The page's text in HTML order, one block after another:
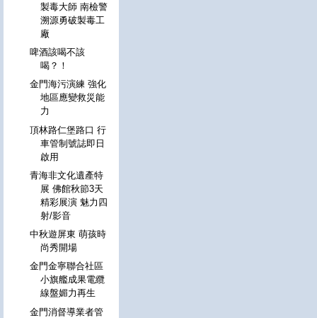
製毒大師 南檢警
溯源勇破製毒工
廠
啤酒該喝不該
喝？！
金門海污演練 強化
地區應變救災能
力
頂林路仁堡路口 行
車管制號誌即日
啟用
青海非文化遺產特
展 佛館秋節3天
精彩展演 魅力四
射/影音
中秋遊屏東 萌孩時
尚秀開場
金門金寧聯合社區
小旗艦成果電纜
線盤媚力再生
金門消督導業者管